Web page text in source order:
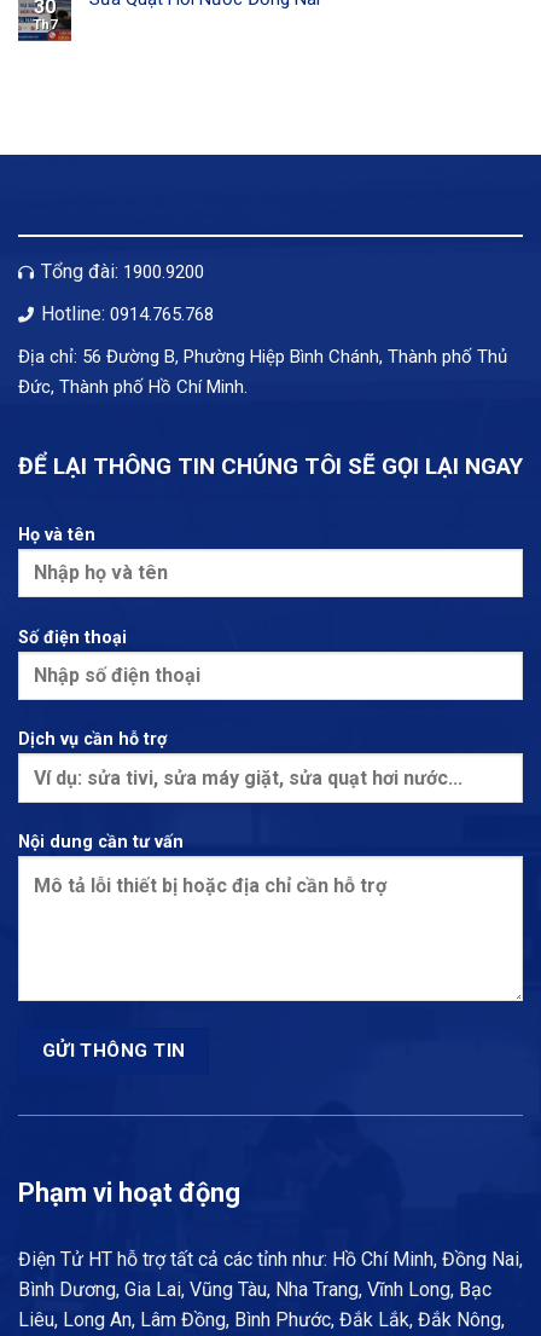
30
Th7
Tổng đài: 1900.9200
Hotline: 0914.765.768
Địa chỉ: 56 Đường B, Phường Hiệp Bình Chánh, Thành phố Thủ
Đức, Thành phố Hồ Chí Minh.
ĐỂ LẠI THÔNG TIN CHÚNG TÔI SẼ GỌI LẠI NGAY
Họ và tên
Số điện thoại
Dịch vụ cần hỗ trợ
Nội dung cần tư vấn
Phạm vi hoạt động
Điện Tử HT hỗ trợ tất cả các tỉnh như: Hồ Chí Minh, Đồng Nai,
Bình Dương, Gia Lai, Vũng Tàu, Nha Trang, Vĩnh Long, Bạc
Liêu, Long An, Lâm Đồng, Bình Phước, Đắk Lắk, Đắk Nông,